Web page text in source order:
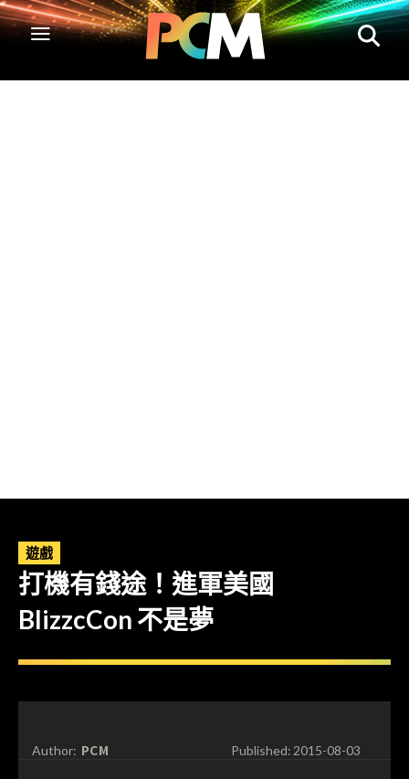
遊戲
打機有錢途！進軍美國
BlizzcCon 不是夢
Author: PCM Published:2015-08-03